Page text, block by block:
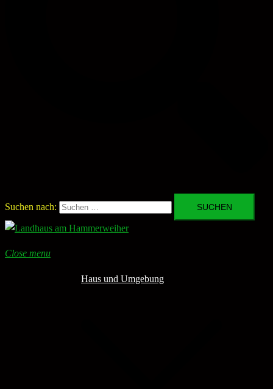
Suchen nach:
Close menu
Haus und Umgebung